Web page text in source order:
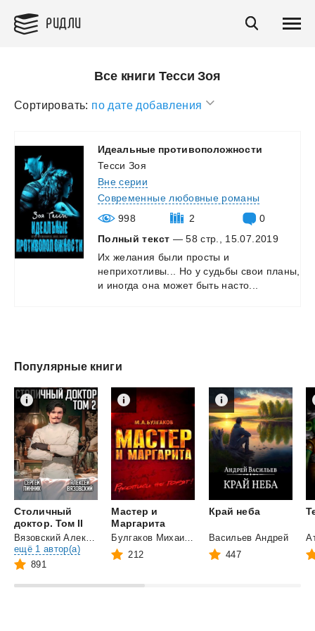
РИДЛИ
Все книги Тесси Зоя
Сортировать: по дате добавления
Идеальные противоположности
Тесси Зоя
Вне серии
Современные любовные романы
998
2
0
Полный текст — 58 стр., 15.07.2019
Их желания были просты и
неприхотливы...
Но у судьбы свои планы,
и иногда она может быть насто...
Популярные книги
Столичный
доктор. Том II
Вязовский Алексей
ещё 1 автор(а)
891
Мастер и
Маргарита
212
Край неба
Васильев Андрей
447